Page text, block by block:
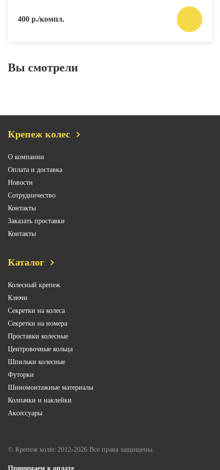
400 р./компл.
Вы смотрели
Крепеж колес
О компании
Оплата и доставка
Новости
Сотрудничество
Контакты
Заказать проставки
Контакты
Каталог
Колесный крепеж
Ключи
Секретки на колеса
Секретки на номера
Проставки колесные
Центровочные кольца
Шпильки колесные
Футорки
Шиномонтажные материалы
Колпачки и наклейки
Аксессуары
© Крепеж колёс 2012-2026 Все права защищены.
Принимаем к оплате